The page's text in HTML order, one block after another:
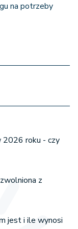
na potrzeby
2026 roku - czy
z
jest i ile wynosi